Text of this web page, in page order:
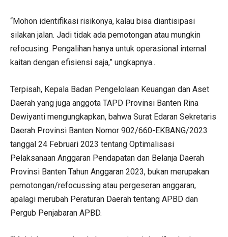
“Mohon identifikasi risikonya, kalau bisa diantisipasi
silakan jalan. Jadi tidak ada pemotongan atau mungkin
refocusing. Pengalihan hanya untuk operasional internal
kaitan dengan efisiensi saja,” ungkapnya..
Terpisah, Kepala Badan Pengelolaan Keuangan dan Aset
Daerah yang juga anggota TAPD Provinsi Banten Rina
Dewiyanti mengungkapkan, bahwa Surat Edaran Sekretaris
Daerah Provinsi Banten Nomor 902/660-EKBANG/2023
tanggal 24 Februari 2023 tentang Optimalisasi
Pelaksanaan Anggaran Pendapatan dan Belanja Daerah
Provinsi Banten Tahun Anggaran 2023, bukan merupakan
pemotongan/refocussing atau pergeseran anggaran,
apalagi merubah Peraturan Daerah tentang APBD dan
Pergub Penjabaran APBD.